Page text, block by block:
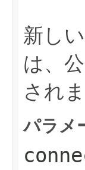
新し
は、
されま
パラメ